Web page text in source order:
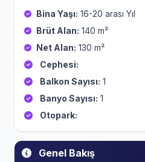
Genel Bakış
Bina Yaşı: 16-20 arası Yıl
Brüt Alan: 140 m²
Net Alan: 130 m²
Cephesi:
Balkon Sayısı: 1
Banyo Sayısı: 1
Otopark: